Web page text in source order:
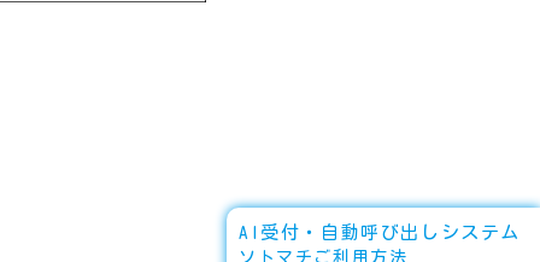
AI受付・自動呼び出しシステム
ソトマチご利用方法